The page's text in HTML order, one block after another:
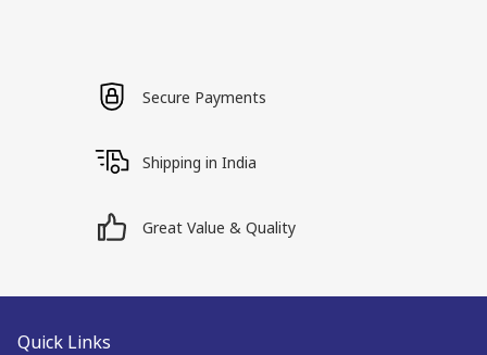
Secure Payments
Shipping in India
Great Value & Quality
Quick Links